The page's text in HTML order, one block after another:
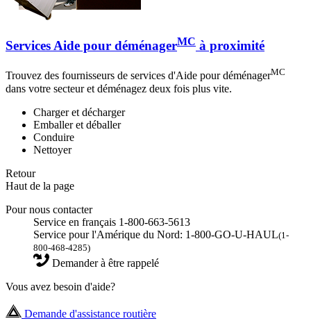
Services Aide pour déménagerMC à proximité
Trouvez des fournisseurs de services d'Aide pour déménagerMC
dans votre secteur et déménagez deux fois plus vite.
Charger et décharger
Emballer et déballer
Conduire
Nettoyer
Retour
Haut de la page
Pour nous contacter
Service en français 1-800-663-5613
Service pour l'Amérique du Nord: 1-800-GO-U-HAUL(1-
800-468-4285)
Demander à être rappelé
Vous avez besoin d'aide?
Demande d'assistance routière